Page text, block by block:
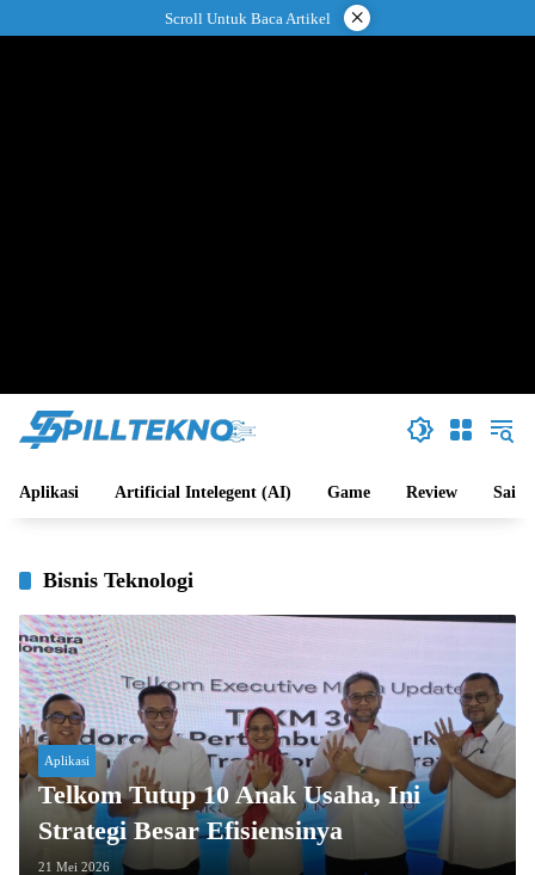
ke
Scroll Untuk Baca Artikel ×
Aplikasi Artificial Intelegent (AI) Game Review Sains
Bisnis Teknologi
Aplikasi
Telkom Tutup 10 Anak Usaha, Ini
Strategi Besar Efisiensinya
21 Mei 2026